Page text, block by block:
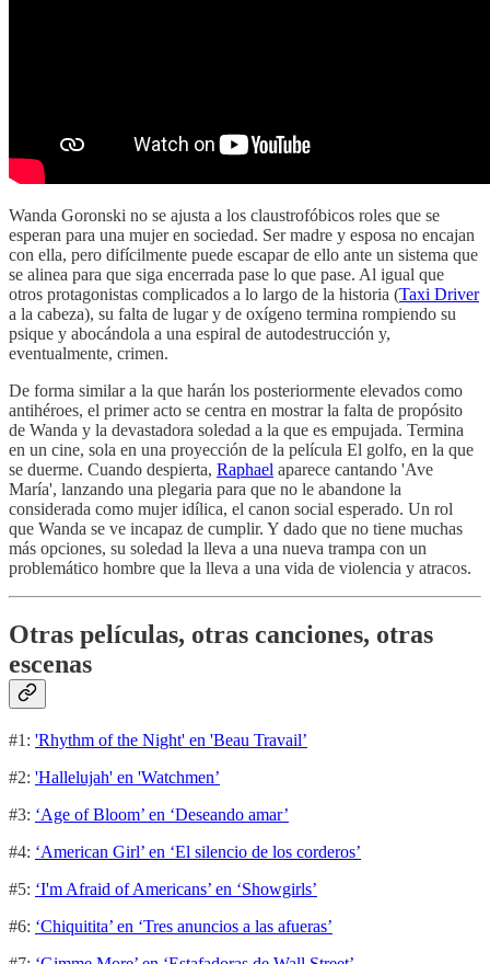
Wanda Goronski no se ajusta a los claustrofóbicos roles que se
esperan para una mujer en sociedad. Ser madre y esposa no encajan
con ella, pero difícilmente puede escapar de ello ante un sistema que
se alinea para que siga encerrada pase lo que pase. Al igual que
otros protagonistas complicados a lo largo de la historia (Taxi Driver
a la cabeza), su falta de lugar y de oxígeno termina rompiendo su
psique y abocándola a una espiral de autodestrucción y,
eventualmente, crimen.
De forma similar a la que harán los posteriormente elevados como
antihéroes, el primer acto se centra en mostrar la falta de propósito
de Wanda y la devastadora soledad a la que es empujada. Termina
en un cine, sola en una proyección de la película El golfo, en la que
se duerme. Cuando despierta, Raphael aparece cantando 'Ave
María', lanzando una plegaria para que no le abandone la
considerada como mujer idílica, el canon social esperado. Un rol
que Wanda se ve incapaz de cumplir. Y dado que no tiene muchas
más opciones, su soledad la lleva a una nueva trampa con un
problemático hombre que la lleva a una vida de violencia y atracos.
Otras películas, otras canciones, otras
escenas
#1: 'Rhythm of the Night' en 'Beau Travail’
#2: 'Hallelujah' en 'Watchmen’
#3: ‘Age of Bloom’ en ‘Deseando amar’
#4: ‘American Girl’ en ‘El silencio de los corderos’
#5: ‘I'm Afraid of Americans’ en ‘Showgirls’
#6: ‘Chiquitita’ en ‘Tres anuncios a las afueras’